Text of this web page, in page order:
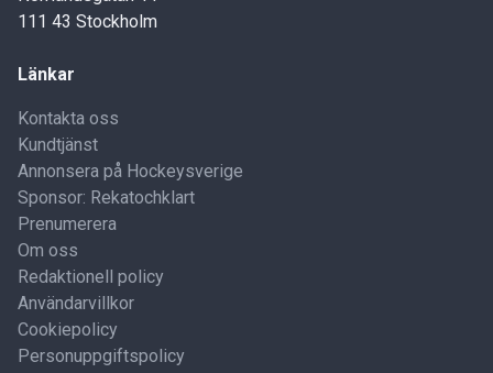
111 43 Stockholm
Länkar
Kontakta oss
Kundtjänst
Annonsera på Hockeysverige
Sponsor: Rekatochklart
Prenumerera
Om oss
Redaktionell policy
Användarvillkor
Cookiepolicy
Personuppgiftspolicy